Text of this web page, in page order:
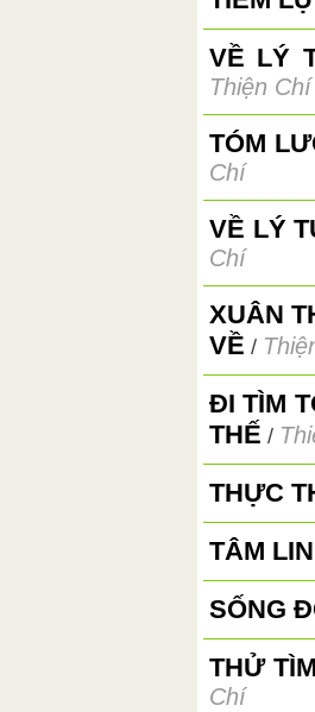
VỀ LÝ
Thiện Chí
TÓM
Chí
VỀ LÝ
Chí
XUÂN
VỀ /
ĐI TÌM
THẾ /
THỰC
TÂM
SỐNG
THỬ
Chí